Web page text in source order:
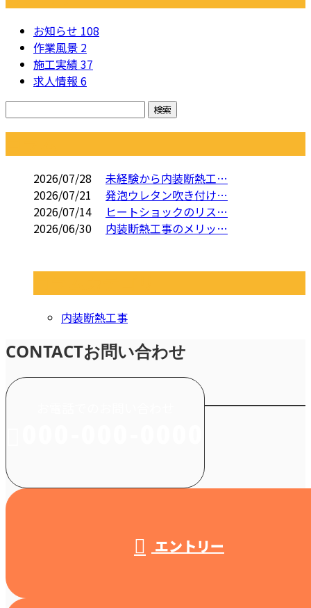
お知らせ 108
作業風景 2
施工実績37
求人情報 6
2026/07/28
未経験から内装断熱工…
2026/07/21
発泡ウレタン吹き付け…
2026/07/14
ヒートショックのリス…
2026/06/30
内装断熱工事のメリッ…
内装断熱工事
CONTACTお問い合わせ
エントリー